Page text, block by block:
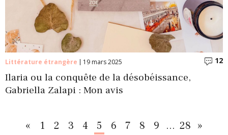
Littérature étrangère 19 mars 2025 12
Ilaria ou la conquête de la désobéissance,
Gabriella Zalapi : Mon avis
« Précédent
1 2 3 4 5 6 7 8 9 … 28 »